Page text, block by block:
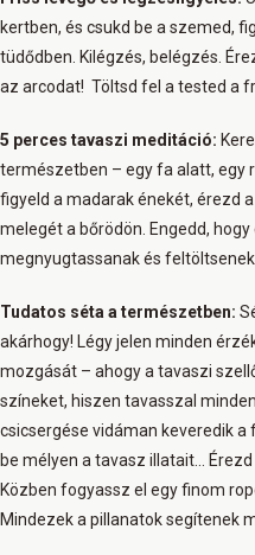
kertben, és csukd be a szemed,
tüdődben. Kilégzés, belégzés.
az arcodat! Töltsd fel a tested a
5 perces tavaszi meditáció:
természetben – egy fa alatt, egy
figyeld a madarak énekét, érezd
melegét a bőrödön. Engedd,
megnyugtassanak és feltöltsenek.
Tudatos séta a természetben:
akárhogy! Légy jelen minden
mozgását – ahogy a tavaszi
színeket, hiszen tavasszal
csicsergése vidáman keveredik
be mélyen a tavasz illatait…
Közben fogyassz el egy finom
Mindezek a pillanatok segítenek